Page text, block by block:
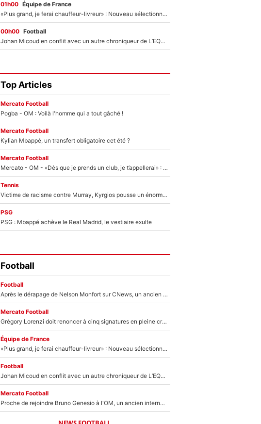
01h00 Équipe de France
«Plus grand, je ferai chauffeur-livreur» : Nouveau sélectionneur des Bleus, Zinédine Zidane s’était imaginé un avenir très différent lorsqu'il était enfant
00h00 Football
Johan Micoud en conflit avec un autre chroniqueur de L’EQUIPE du Soir : «Pendant un moment, je ne les ai pas remis ensemble dans l'émission»
Top Articles
Mercato Football
Pogba - OM : Voilà l'homme qui a tout gâché !
Mercato Football
Kylian Mbappé, un transfert obligatoire cet été ?
Mercato Football
Mercato - OM - «Dès que je prends un club, je t’appellerai» : La promesse de Marcelino au moment de claquer la porte
Tennis
Victime de racisme contre Murray, Kyrgios pousse un énorme coup de gueule !
PSG
PSG : Mbappé achève le Real Madrid, le vestiaire exulte
Football
Football
Après le dérapage de Nelson Monfort sur CNews, un ancien journaliste de France Télévisions relance la polémique sur les incendies en Gironde
Mercato Football
Grégory Lorenzi doit renoncer à cinq signatures en pleine crise financière : L’IA propose sept noms à l’OM pour un mercato réussi... à seulement 5M€ !
Équipe de France
«Plus grand, je ferai chauffeur-livreur» : Nouveau sélectionneur des Bleus, Zinédine Zidane s’était imaginé un avenir très différent lorsqu'il était enfant
Football
Johan Micoud en conflit avec un autre chroniqueur de L’EQUIPE du Soir : «Pendant un moment, je ne les ai pas remis ensemble dans l'émission»
Mercato Football
Proche de rejoindre Bruno Genesio à l'OM, un ancien international français va finalement débarquer... sur RMC !